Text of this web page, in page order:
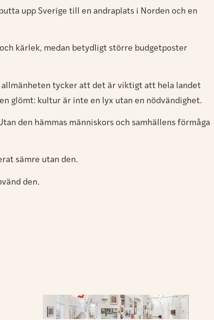
upp Sverige till en andraplats i Norden och en
kärlek, medan betydligt större budgetposter
allmänheten tycker att det är viktigt att hela landet
glömt: kultur är inte en lyx utan en nödvändighet.
den hämmas människors och samhällens förmåga
sämre utan den.
den.